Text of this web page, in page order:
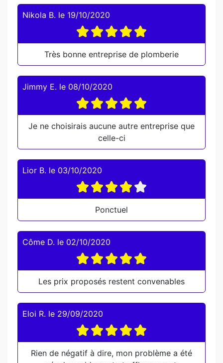
Nikola B. le 19/10/2020
Très bonne entreprise de plomberie
Jimmy E. le 08/10/2020
Je ne choisirais aucune autre entreprise que
celle-ci
Lior B. le 03/10/2020
Ponctuel
Côme D. le 02/10/2020
Les prix proposés restent convenables
Eloi R. le 29/09/2020
Rien de négatif à dire, mon problème a été